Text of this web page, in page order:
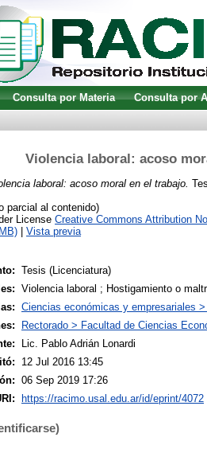
Consulta por Materia Consulta por
Violencia laboral: acoso
laboral: acoso moral en el trabajo.
parcial al contenido)
License Creative Commons Attribution
Vista previa
Tesis (Licenciatura)
Violencia laboral ; Hostigamiento o
Ciencias económicas y empresariales
Rectorado > Facultad de Ciencias
Lic. Pablo Adrián Lonardi
12 Jul 2016 13:45
06 Sep 2019 17:26
https://racimo.usal.edu.ar/id/eprint/4072